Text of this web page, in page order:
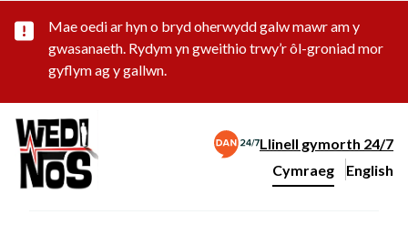
Rhybudd sylwedd pwysig
Mae oedi ar hyn o bryd oherwydd galw mawr am y
gwasanaeth. Rydym yn gweithio trwy’r ôl-groniad mor
gyflym ag y gallwn.
Llinell gymorth 24/7
Newid iaith y wefan
Cymraeg English
–